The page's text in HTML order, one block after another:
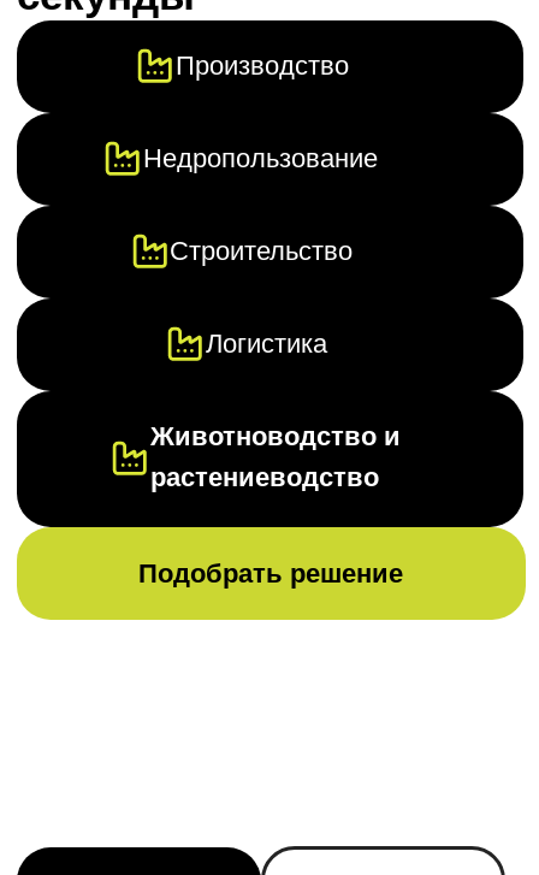
Принципы работы в
разных отраслях
Оставьте заявку, чтобы узнать плюсы
видеоаналитики конкретно для вашего бизнеса
Узнать свою выгоду
online 1 сек
Обеспечение
безопасности
24/7